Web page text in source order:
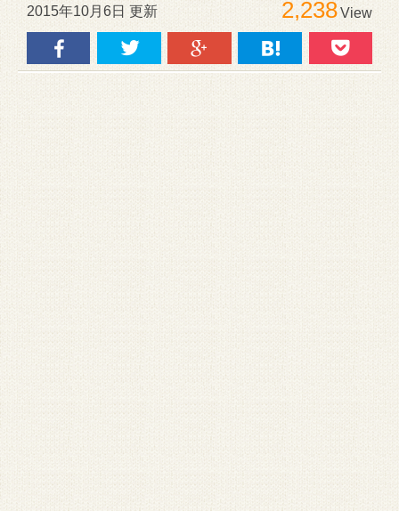
2015年10月6日 更新 2,238View